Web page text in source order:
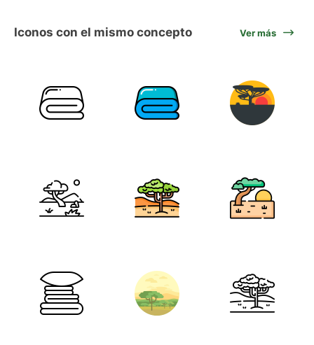
Iconos con el mismo concepto Ver más